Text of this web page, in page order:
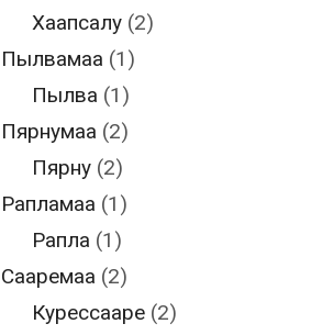
Хаапсалу (2)
Пылвамаа (1)
Пылва (1)
Пярнумаа (2)
Пярну (2)
Рапламаа (1)
Рапла (1)
Сааремаа (2)
Курессааре (2)